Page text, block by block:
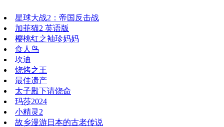
星球大战2：帝国反击战
加菲猫2 英语版
樱桃红之袖珍妈妈
食人鸟
坎迪
烧烤之王
最佳遗产
太子殿下请饶命
玛莎2024
小精灵2
故乡漫游日本的古老传说